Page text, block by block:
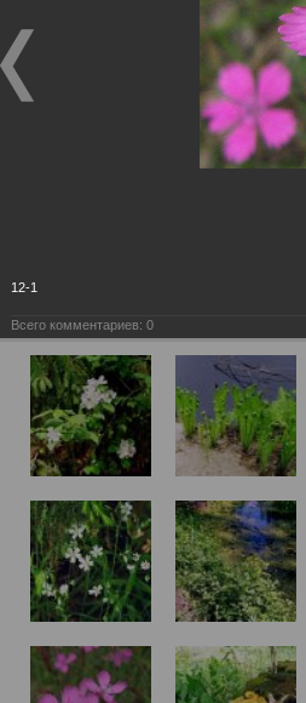
12-1
Всего комментариев: 0